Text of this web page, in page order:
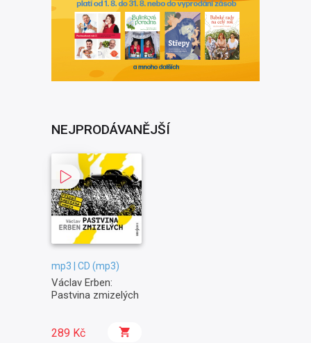
NEJPRODÁVANĚJŠÍ
mp3 | CD (mp3)
Václav Erben:
Pastvina zmizelých
289 Kč